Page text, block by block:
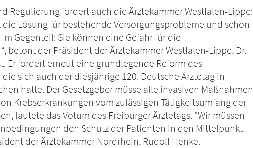
Regulierung fordert auch die Ärztekammer Westfalen-Lippe:
Lösung für bestehende Versorgungsprobleme und schon
Gegenteil: Sie können eine Gefahr für die
betont der Präsident der Ärztekammer Westfalen-Lippe, Dr.
Er fordert erneut eine grundlegende Reform des
sich auch der diesjährige 120. Deutsche Ärztetag in
hatte. Der Gesetzgeber müsse alle invasiven Maßnahmen
Krebserkrankungen vom zulässigen Tätigkeitsumfang der
lautete das Votum des Freiburger Ärztetags. "Wir müssen
den Schutz der Patienten in den Mittelpunkt
der Ärztekammer Nordrhein, Rudolf Henke.